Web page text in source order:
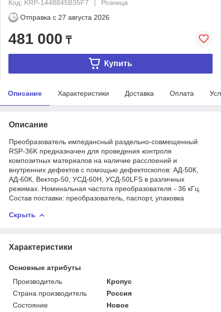
Код: KRP-1448845B35F7
Розница
Отправка с 27 августа 2026
481 000 ₸
Купить
Описание Характеристики Доставка Оплата
Описание
Преобразователь импедансный раздельно-совмещенный
RSP-36K предназначен для проведения контроля
композитных материалов на наличие расслоений и
внутренних дефектов с помощью дефектоскопов: АД-50К,
АД-60К, Вектор-50, УСД-60Н, УСД-50LFS в различных
режимах. Номинальная частота преобразователя - 36 кГц.
Состав поставки: преобразователь, паспорт, упаковка
Скрыть
Характеристики
Основные атрибуты
Производитель
Кропус
Страна производитель
Россия
Состояние
Новое